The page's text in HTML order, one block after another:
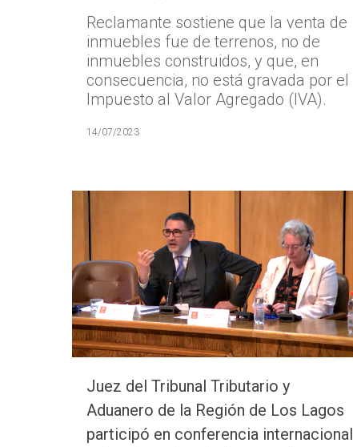
Reclamante sostiene que la venta de
inmuebles fue de terrenos, no de
inmuebles construidos, y que, en
consecuencia, no está gravada por el
Impuesto al Valor Agregado (IVA).
14/07/2023
Juez del Tribunal Tributario y
Aduanero de la Región de Los Lagos
participó en conferencia internacional